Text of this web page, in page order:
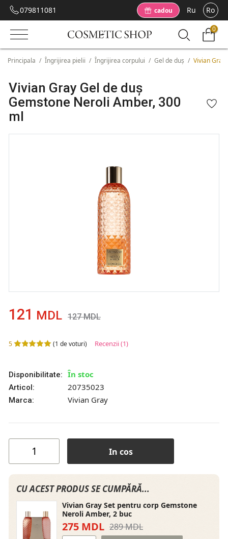
079811081 cadou Ru Ro
0
Principala / Îngrijirea pielii / Îngrijirea corpului / Gel de duș / Vivian Gray
Vivian Gray Gel de duș
Gemstone Neroli Amber, 300
ml
121 MDL 127MDL
5 (1 de voturi) Recenzii(1)
Disponibilitate: În stoc
Articol: 20735023
Marca: Vivian Gray
In cos
CU ACEST PRODUS SE CUMPĂRĂ...
Vivian Gray Set pentru corp Gemstone
Neroli Amber, 2 buc
275 MDL 289 MDL